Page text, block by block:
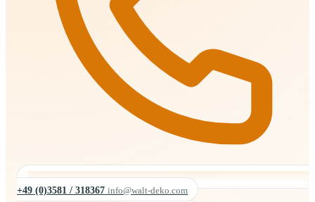
+49 (0)3581 / 318367 info@walt-deko.com